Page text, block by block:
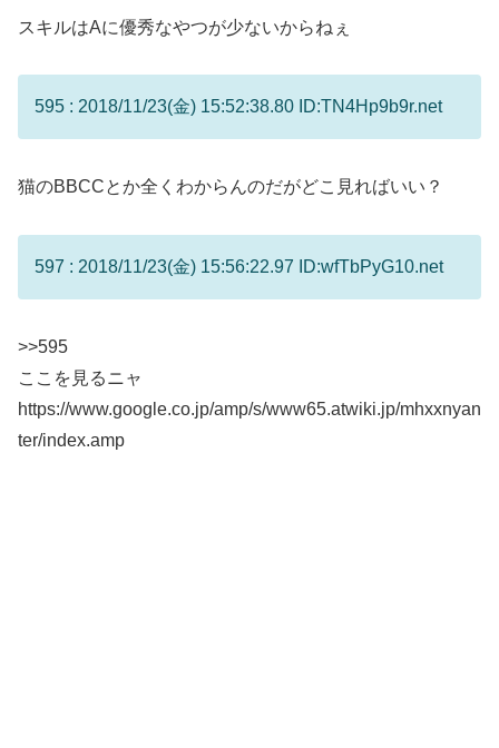
スキルはAに優秀なやつが少ないからねぇ
595 : 2018/11/23(金) 15:52:38.80 ID:TN4Hp9b9r.net
猫のBBCCとか全くわからんのだがどこ見ればいい？
597 : 2018/11/23(金) 15:56:22.97 ID:wfTbPyG10.net
>>595
ここを見るニャ
https://www.google.co.jp/amp/s/www65.atwiki.jp/mhxxnyan
ter/index.amp